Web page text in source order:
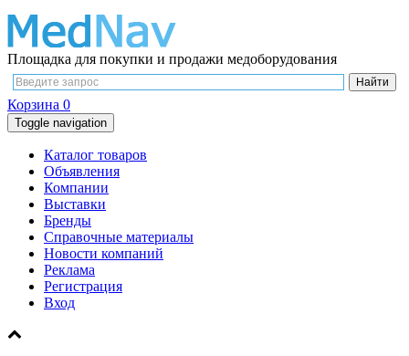
Площадка для покупки и продажи медоборудования
Корзина 0
Toggle navigation
Каталог товаров
Объявления
Компании
Выставки
Бренды
Справочные материалы
Новости компаний
Реклама
Регистрация
Вход